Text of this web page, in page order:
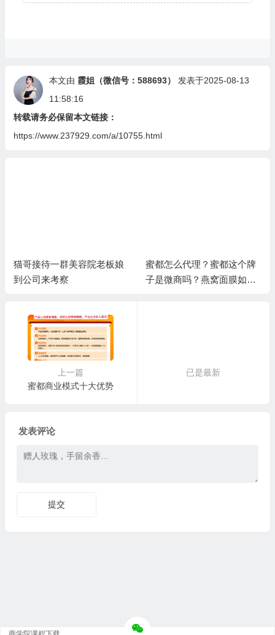
本文由 霞姐（微信号：588693）
发表于2025-08-13
11:58:16
转载请务必保留本文链接：
https://www.237929.com/a/10755.html
猫哥接待一群美容院老板娘
到公司来考察
蜜都怎么代理？蜜都这个牌
子是微商吗？燕窝面膜如何
上一篇
蜜都商业模式十大优势
已是最新
发表评论